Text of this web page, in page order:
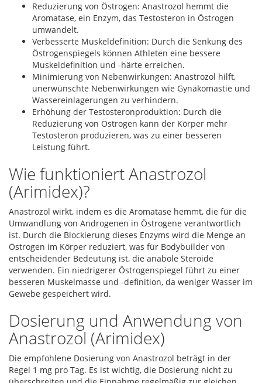
Reduzierung von Östrogen: Anastrozol hemmt die
Aromatase, ein Enzym, das Testosteron in Östrogen
umwandelt.
Verbesserte Muskeldefinition: Durch die Senkung des
Östrogenspiegels können Athleten eine bessere
Muskeldefinition und -härte erreichen.
Minimierung von Nebenwirkungen: Anastrozol hilft,
unerwünschte Nebenwirkungen wie Gynäkomastie und
Wassereinlagerungen zu verhindern.
Erhöhung der Testosteronproduktion: Durch die
Reduzierung von Östrogen kann der Körper mehr
Testosteron produzieren, was zu einer besseren
Leistung führt.
Wie funktioniert Anastrozol
(Arimidex)?
Anastrozol wirkt, indem es die Aromatase hemmt, die für die
Umwandlung von Androgenen in Östrogene verantwortlich
ist. Durch die Blockierung dieses Enzyms wird die Menge an
Östrogen im Körper reduziert, was für Bodybuilder von
entscheidender Bedeutung ist, die anabole Steroide
verwenden. Ein niedrigerer Östrogenspiegel führt zu einer
besseren Muskelmasse und -definition, da weniger Wasser im
Gewebe gespeichert wird.
Dosierung und Anwendung von
Anastrozol (Arimidex)
Die empfohlene Dosierung von Anastrozol beträgt in der
Regel 1 mg pro Tag. Es ist wichtig, die Dosierung nicht zu